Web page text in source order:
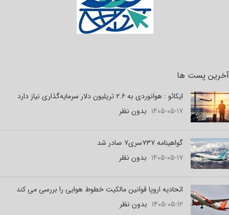
آخرین پست ها
ایکائو : هوانوردی به ۲.۶ تریلیون دلار سرمایه‌گذاری نیاز دارد
۱۴۰۵-۰۵-۱۷ بدون نظر
گواهینامه ۷۳۷سری۷ صادر شد
۱۴۰۵-۰۵-۱۷ بدون نظر
اتحادیه اروپا قوانین مالکیت خطوط هوایی را بررسی می کند
۱۴۰۵-۰۵-۱۲ بدون نظر